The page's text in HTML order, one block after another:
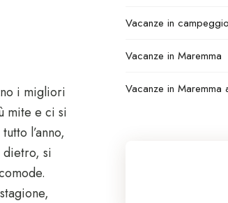
i migliori
mite e ci si
l’anno,
dietro, si
Vacanze in campeggio
Vacanze in Maremma
Vacanze in Maremma